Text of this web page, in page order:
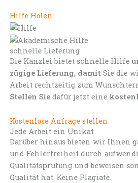
Hilfe Holen
schnelle Lieferung
Die Kanzlei bietet schnelle Hilfe
zügige Lieferung, damit Sie die
Arbeit rechtzeitig zum
Stellen Sie dafür jetzt eine
Kostenlose Anfrage stellen
Jede Arbeit ein Unikat
Darüber hinaus bieten wir Ihnen
und Fehlerfreiheit durch
Qualitätsprüfung und beweisen
Qualität hat. Keine Plagiate.